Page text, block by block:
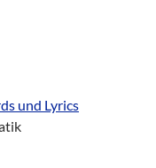
und Lyrics